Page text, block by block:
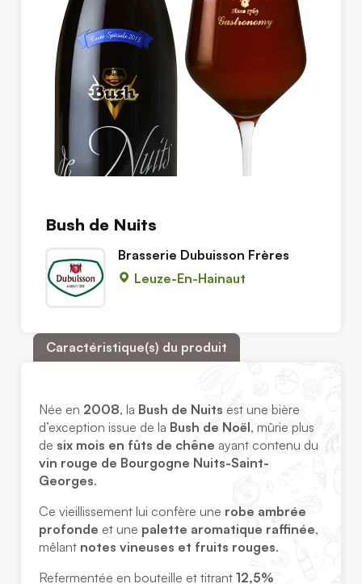
Bush de Nuits
Brasserie Dubuisson Frères
Leuze-En-Hainaut
Caractéristique(s) du produit
Née en 2008, la Bush de Nuits est une bière
d’exception issue de la Bush de Noël, mûrie plus
de six mois en fûts de chêne ayant contenu du
vin rouge de Bourgogne Nuits-Saint-
Georges.
Ce vieillissement lui confère une robe ambrée
profonde et une palette aromatique raffinée,
mêlant notes vineuses et fruits rouges.
Refermentée en bouteille et titrant12,5%